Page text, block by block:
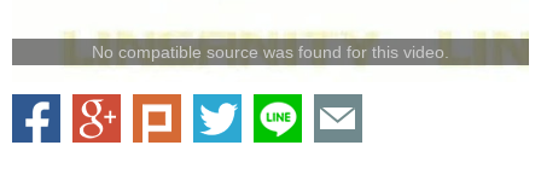
No compatible source was found for this video.